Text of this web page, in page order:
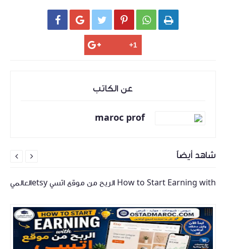
     
عن الكاتب
maroc prof
شاهد أيضاً
How to Start Earning with الربح من موقع اتسي etsyالعالمي

